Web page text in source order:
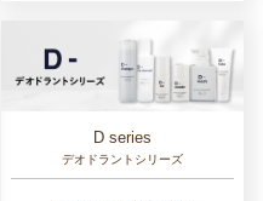
D series
デオドラントシリーズ